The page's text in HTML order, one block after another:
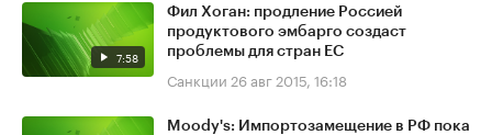
7:58
Фил Хоган: продление Россией
продуктового эмбарго создаст
проблемы для стран ЕС
Санкции 26 авг 2015, 16:18
Moody's: Импортозамещение в РФ пока